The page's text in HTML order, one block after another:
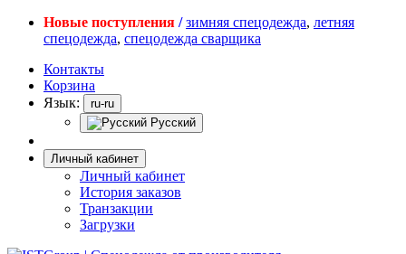
Новые поступления / зимняя спецодежда, летняя
спецодежда, спецодежда сварщика
Контакты
Корзина
Язык:
ru-ru
Русский
Личный кабинет
Личный кабинет
История заказов
Транзакции
Загрузки